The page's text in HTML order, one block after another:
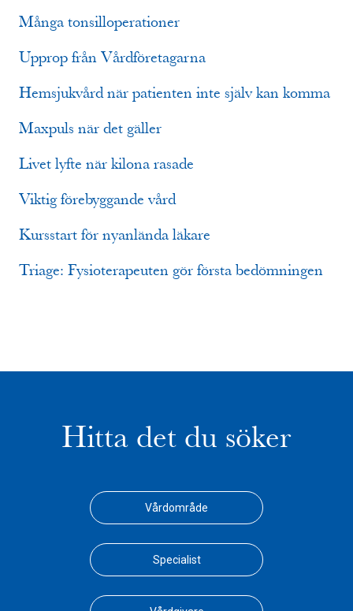
Många tonsilloperationer
Upprop från Vårdföretagarna
Hemsjukvård när patienten inte själv kan komma
Maxpuls när det gäller
Livet lyfte när kilona rasade
Viktig förebyggande vård
Kursstart för nyanlända läkare
Triage: Fysioterapeuten gör första bedömningen
Hitta det du söker
Vårdområde
Specialist